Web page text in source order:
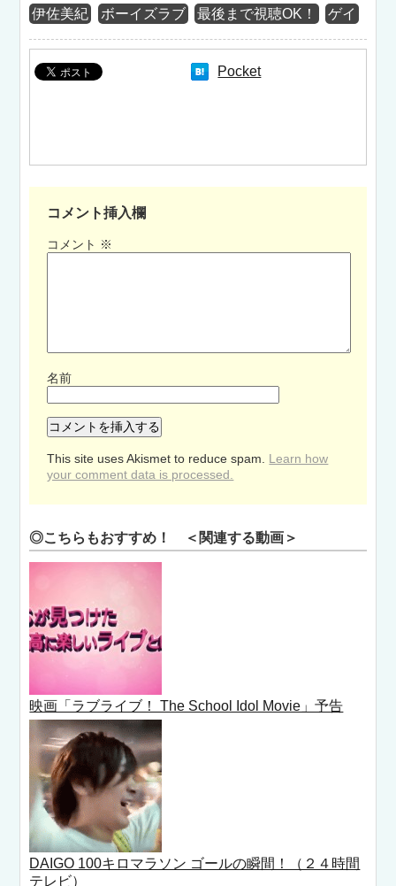
伊佐美紀
ボーイズラブ 最後まで視聴OK！ ゲイ
Pocket
コメント挿入欄
コメント ※
名前
This site uses Akismet to reduce spam. Learn how
your comment data is processed.
◎こちらもおすすめ！ ＜関連する動画＞
映画「ラブライブ！ The School Idol Movie」予告
DAIGO 100キロマラソン ゴールの瞬間！（２４時間
テレビ）